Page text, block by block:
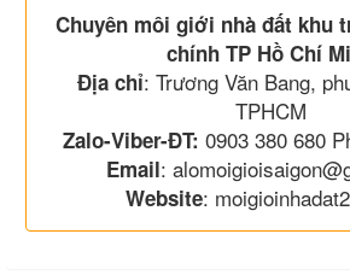
Chuyên môi giới nhà đất khu
chính TP Hồ Chí
Địa chỉ: Trương Văn Bang,
TPHCM
Zalo-Viber-ĐT: 0903 380 680
Email:
Website: